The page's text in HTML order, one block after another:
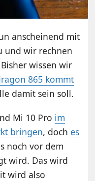
anscheinend mit
und wir rechnen
wissen wir
865 kommt
damit sein soll.
Mi 10 Pro im
bringen, doch es
noch vor dem
wird. Das wird
wird also